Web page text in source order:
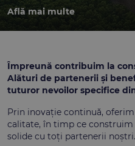
Află mai multe
Împreună contribuim la
Alături de partenerii și
tuturor nevoilor specifice
Prin inovație continuă,
calitate, în timp ce
solide cu toți partenerii noștri.